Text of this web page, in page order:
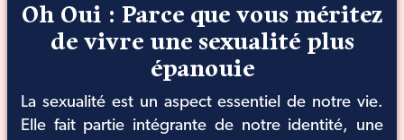
Oh Oui : Parce que vous méritez
de vivre une sexualité plus
épanouie
La sexualité est un aspect essentiel de notre vie.
Elle fait partie intégrante de notre identité, une